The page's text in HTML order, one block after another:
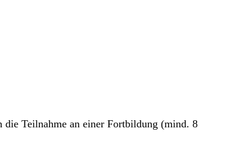
die Teilnahme an einer Fortbildung (mind. 8